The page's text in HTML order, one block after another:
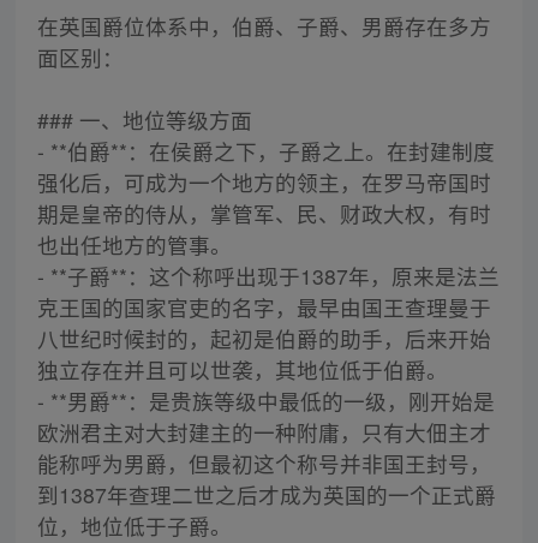
在英国爵位体系中，伯爵、子爵、男爵存在多方
面区别：
### 一、地位等级方面
- **伯爵**：在侯爵之下，子爵之上。在封建制度
强化后，可成为一个地方的领主，在罗马帝国时
期是皇帝的侍从，掌管军、民、财政大权，有时
也出任地方的管事。
- **子爵**：这个称呼出现于1387年，原来是法兰
克王国的国家官吏的名字，最早由国王查理曼于
八世纪时候封的，起初是伯爵的助手，后来开始
独立存在并且可以世袭，其地位低于伯爵。
- **男爵**：是贵族等级中最低的一级，刚开始是
欧洲君主对大封建主的一种附庸，只有大佃主才
能称呼为男爵，但最初这个称号并非国王封号，
到1387年查理二世之后才成为英国的一个正式爵
位，地位低于子爵。